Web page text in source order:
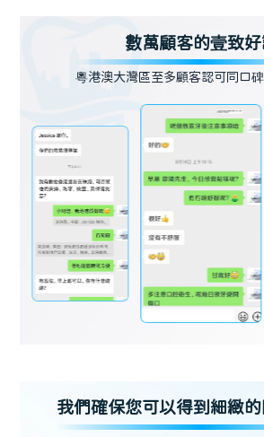
數萬顧客的壹致
粵港澳大灣區至多顧客認可同口
我們確保您可以得到細緻